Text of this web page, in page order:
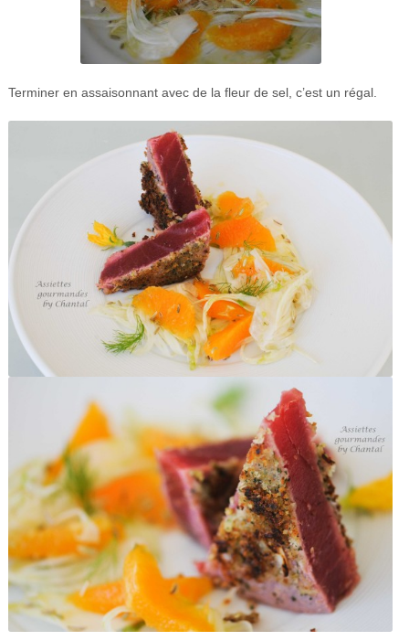
Terminer en assaisonnant avec de la fleur de sel, c’est un régal.